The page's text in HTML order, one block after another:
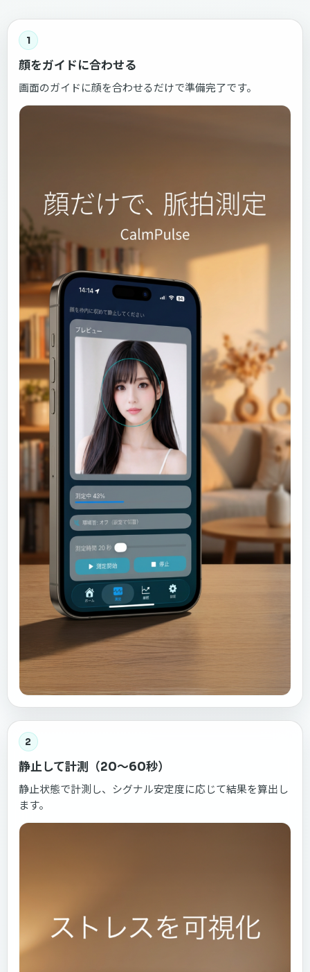
1
顔をガイドに合わせる
画面のガイドに顔を合わせるだけで準備完了です。
2
静止して計測（20〜60秒）
静止状態で計測し、シグナル安定度に応じて結果を算出し
ます。